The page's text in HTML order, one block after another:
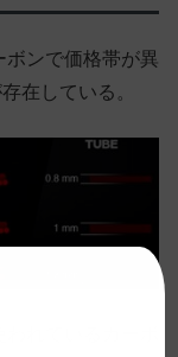
ボンで価格帯が異
在している。
れているカーボ